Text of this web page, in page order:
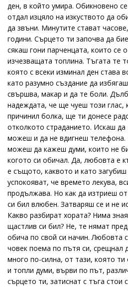
ден, в който умира. Обикновено се
отдал изцяло на изкуството да
да звъни. Минутите стават
години. Сърцето ти започва да
сякаш гони парченцата, които се
изчезващата топлина. Тъгата те
която с всеки изминал ден става
като разумно създание да
свършва, макар и да те боли.
надеждата, че ще чуеш този глас,
причинил болка, ще ти донесе
отколкото страданието. Искаш
можеш и да не вдигнеш телефона.
можеш да кажеш думи, които не
когото си обичал. Да, любовта е
е същото, каквото и като
успокояват, че времето лекува,
продължава. Но как да изтриеш
си бил влюбен. Затваряш се и не
Какво разбират хората? Нима
щастлив си бил? Не, те нямат
обича по свой си начин. Любовта
човек поема по пътя си, срещнал
много по-силна, от тази, която ти
и топли думи, върви по път,
сърцето ти, затиснат с тъга стои